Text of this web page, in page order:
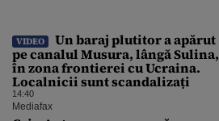
VIDEO
Un baraj plutitor a apărut
pe canalul Musura, lângă Sulina,
în zona frontierei cu Ucraina.
Localnicii sunt scandalizați
14:40
Mediafax